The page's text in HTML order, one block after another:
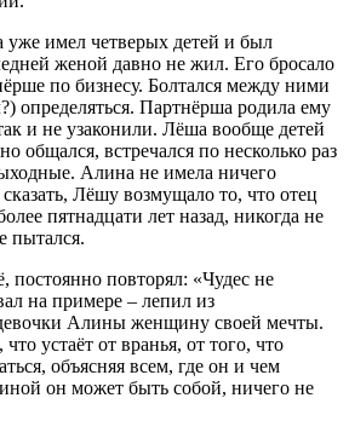
имел четверых детей и был
женой давно не жил. Его бросало
по бизнесу. Болтался между ними
определяться. Партнёрша родила ему
и не узаконили. Лёша вообще детей
общался, встречался по несколько раз
Алина не имела ничего
Лёшу возмущало то, что отец
пятнадцати лет назад, никогда не
пытался.
постоянно повторял: «Чудес не
на примере – лепил из
Алины женщину своей мечты.
устаёт от вранья, от того, что
объясняя всем, где он и чем
он может быть собой, ничего не